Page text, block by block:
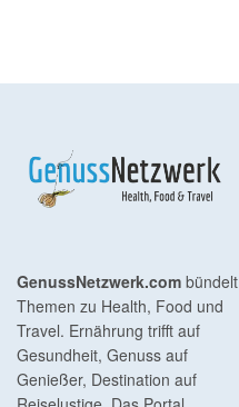
GenussNetzwerk.com bündelt
Themen zu Health, Food und
Travel. Ernährung trifft auf
Gesundheit, Genuss auf
Genießer, Destination auf